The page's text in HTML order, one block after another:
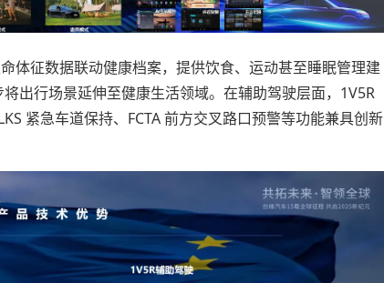
体征数据联动健康档案，提供饮食、运动甚至睡眠管理建
出行场景延伸至健康生活领域。在辅助驾驶层面，1V5R
紧急车道保持、FCTA 前方交叉路口预警等功能兼具创新